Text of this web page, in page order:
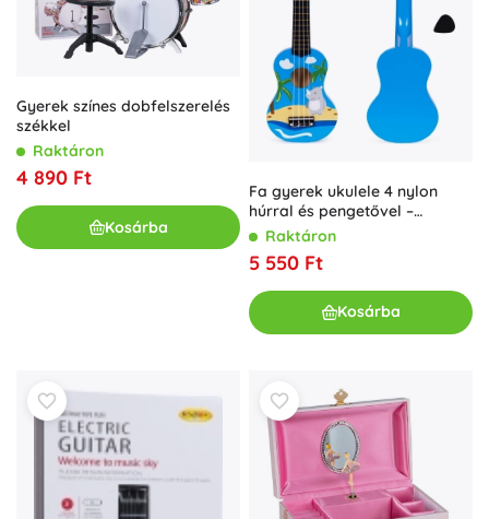
Gyerek színes dobfelszerelés
székkel
Raktáron
4 890 Ft
Kosárba
Fa gyerek ukulele 4 nylon
húrral és pengetővel –
ECOTOYS
Raktáron
5 550 Ft
Kosárba